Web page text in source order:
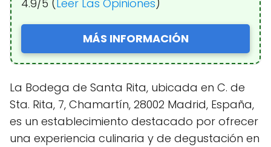
4.9/5 (Leer Las Opiniones)
MÁS INFORMACIÓN
La Bodega de Santa Rita, ubicada en C. de
Sta. Rita, 7, Chamartín, 28002 Madrid, España,
es un establecimiento destacado por ofrecer
una experiencia culinaria y de degustación en